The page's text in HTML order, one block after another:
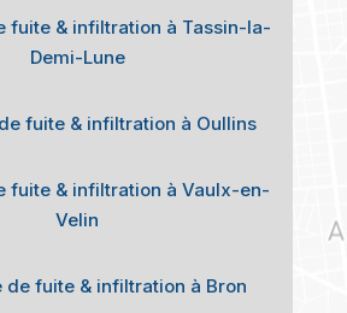
fuite & infiltration à Tassin-la-
Demi-Lune
fuite & infiltration à Oullins
fuite & infiltration à Vaulx-en-
Velin
de fuite & infiltration à Bron